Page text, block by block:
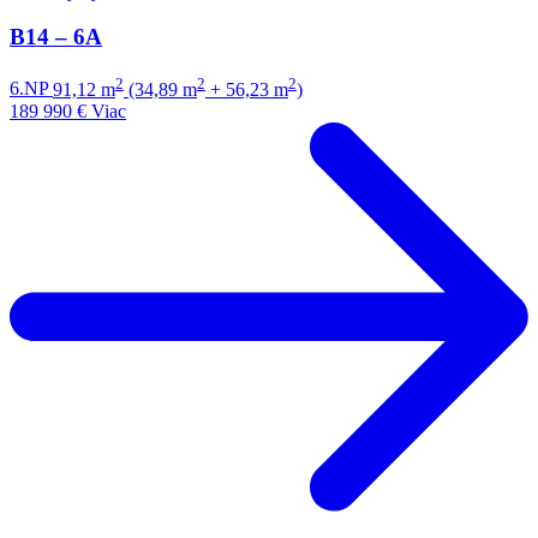
B14 – 6A
6.NP 91,12 m2 (34,89 m2 + 56,23 m2)
189 990 € Viac